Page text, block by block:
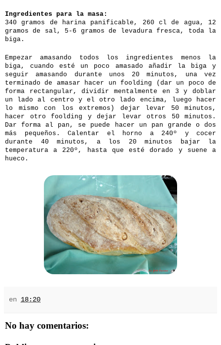
Ingredientes para la masa:
340 gramos de harina panificable, 260 cl de agua, 12
gramos de sal, 5-6 gramos de levadura fresca, toda la
biga.
Empezar amasando todos los ingredientes menos la
biga, cuando esté un poco amasado añadir la biga y
seguir amasando durante unos 20 minutos, una vez
terminado de amasar hacer un foolding (dar un poco de
forma rectangular, dividir mentalmente en 3 y doblar
un lado al centro y el otro lado encima, luego hacer
lo mismo con los extremos) dejar levar 50 minutos,
hacer otro foolding y dejar levar otros 50 minutos.
Dar forma al pan, se puede hacer un pan grande o dos
más pequeños. Calentar el horno a 240º y cocer
durante 40 minutos, a los 20 minutos bajar la
temperatura a 220º, hasta que esté dorado y suene a
hueco.
en 18:20
No hay comentarios: